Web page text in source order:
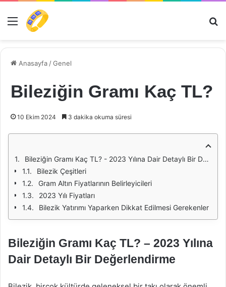
Menü
Anasayfa /Genel
Bileziğin Gramı Kaç TL?
10 Ekim 2024 3 dakika okuma süresi
Bileziğin Gramı Kaç TL? - 2023 Yılına Dair Detaylı Bir Değerlendirme
Bilezik Çeşitleri
Gram Altın Fiyatlarının Belirleyicileri
2023 Yılı Fiyatları
Bilezik Yatırımı Yaparken Dikkat Edilmesi Gerekenler
Bileziğin Gramı Kaç TL? – 2023 Yılına
Dair Detaylı Bir Değerlendirme